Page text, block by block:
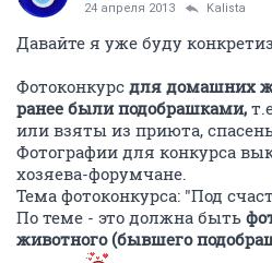
24 апреля 2013 Kalista
Давайте я уже буду
Фотоконкурс для домашних
ранее были подобрашками,
или взяты из приюта,
Фотографии для конкурса
хозяева-форумчане.
Тема фотоконкурса: "Под
По теме - это должна быть
животного (бывшего